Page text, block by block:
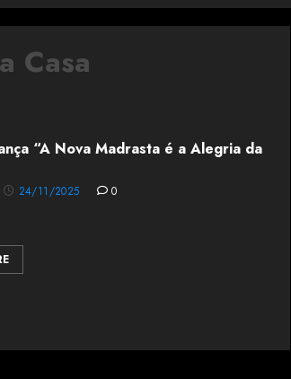
Casa
“A Nova Madrasta é a Alegria da
24/11/2025 0